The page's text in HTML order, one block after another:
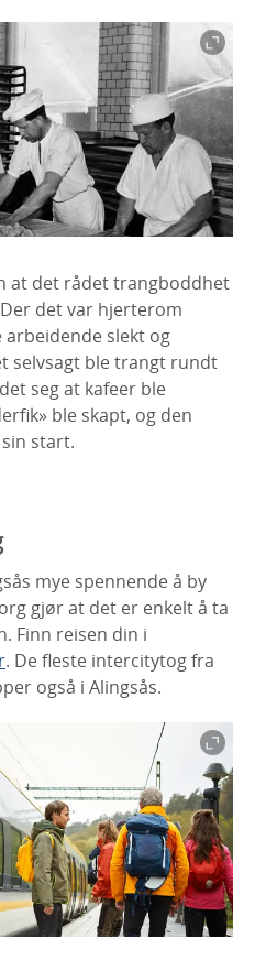
at det rådet trangboddhet
det var hjerterom
slekt og
selvsagt ble trangt rundt
seg at kafeer ble
ble skapt, og den
start.
mye spennende å by
gjør at det er enkelt å ta
Finn reisen din i
. De fleste intercitytog fra
også i Alingsås.